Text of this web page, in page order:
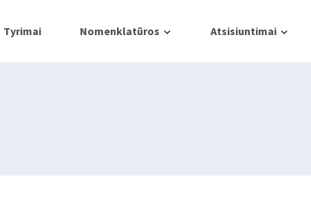
Tyrimai Nomenklatūros Atsisiuntimai